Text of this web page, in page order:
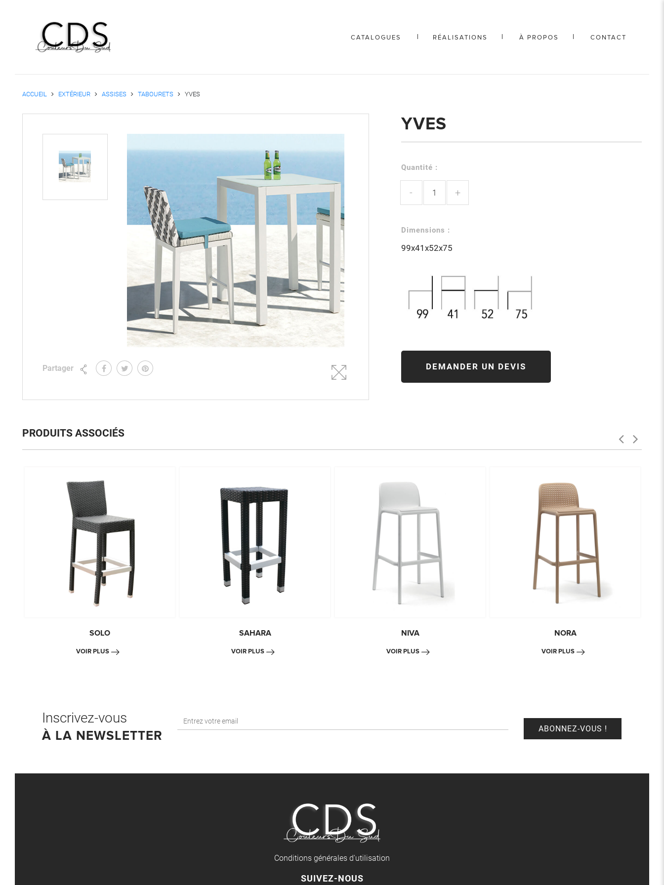
CATALOGUES RÉALISATIONS À PROPOS CONTACT
ACCUEIL EXTÉRIEUR ASSISES TABOURETS YVES
Partager
YVES
Quantité :
- +
Dimensions :
99x41x52x75
DEMANDER UN DEVIS
PRODUITS ASSOCIÉS
SOLO
VOIR PLUS
SAHARA
VOIR PLUS
NIVA
VOIR PLUS
NORA
VOIR PLUS
Inscrivez-vous
À LA NEWSLETTER
Conditions générales d'utilisation
SUIVEZ-NOUS